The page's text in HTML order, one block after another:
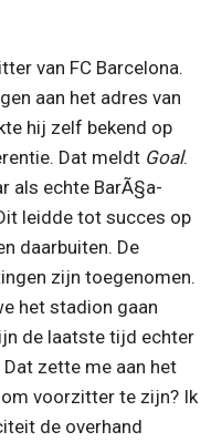
van FC Barcelona.
aan het adres van
hij zelf bekend op
Dat meldt Goal.
als echte BarÃ§a-
leidde tot succes op
daarbuiten. De
zijn toegenomen.
het stadion gaan
de laatste tijd echter
zette me aan het
voorzitter te zijn? Ik
de overhand